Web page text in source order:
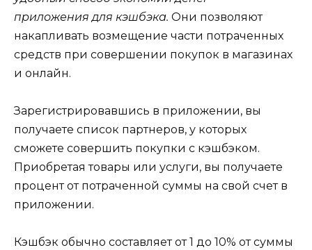
приложения для кэшбэка. Они позволяют
накапливать возмещение части потраченных
средств при совершении покупок в магазинах
и онлайн.
Зарегистрировавшись в приложении, вы
получаете список партнеров, у которых
сможете совершить покупки с кэшбэком.
Приобретая товары или услуги, вы получаете
процент от потраченной суммы на свой счет в
приложении.
Кэшбэк обычно составляет от 1 до 10% от суммы